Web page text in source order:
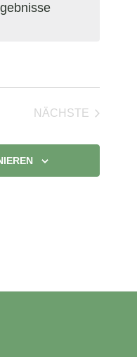
NÄCHSTE